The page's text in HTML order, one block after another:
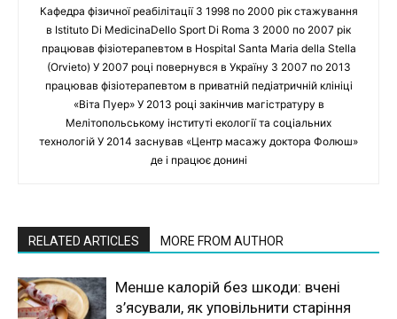
Кафедра фізичної реабілітації З 1998 по 2000 рік стажування
в Istituto Di MedicinaDello Sport Di Roma З 2000 по 2007 рік
працював фізіотерапевтом в Hospital Santa Maria della Stella
(Orvieto) У 2007 році повернувся в Україну З 2007 по 2013
працював фізіотерапевтом в приватній педіатричній клініці
«Віта Пуер» У 2013 році закінчив магістратуру в
Мелітопольському інституті екології та соціальних
технологій У 2014 заснував «Центр масажу доктора Фолюш»
де і працює донині
RELATED ARTICLES MORE FROM AUTHOR
Менше калорій без шкоди: вчені
з’ясували, як уповільнити старіння